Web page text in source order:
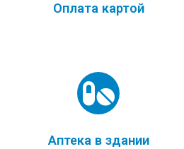
Оплата картой
Аптека в здании